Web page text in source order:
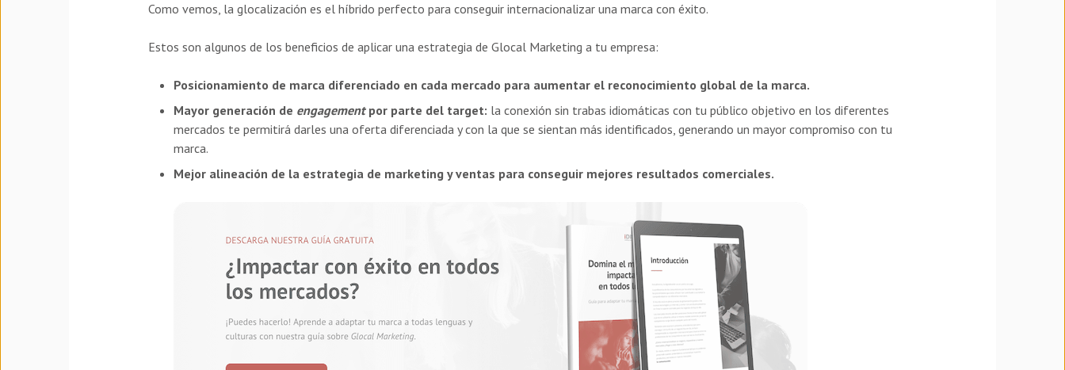
Como vemos, la glocalización es el híbrido perfecto para conseguir internacionalizar una marca con éxito.
Estos son algunos de los beneficios de aplicar una estrategia de Glocal Marketing a tu empresa:
Posicionamiento de marca diferenciado en cada mercado para aumentar el reconocimiento global de la marca.
Mayor generación de engagement por parte del target: la conexión sin trabas idiomáticas con tu público objetivo en los diferentes
mercados te permitirá darles una oferta diferenciada y con la que se sientan más identificados, generando un mayor compromiso con tu
marca.
Mejor alineación de la estrategia de marketing y ventas para conseguir mejores resultados comerciales.